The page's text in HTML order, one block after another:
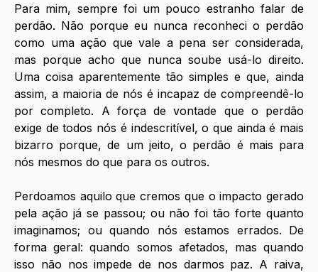
Para mim, sempre foi um pouco estranho falar de
perdão. Não porque eu nunca reconheci o perdão
como uma ação que vale a pena ser considerada,
mas porque acho que nunca soube usá-lo direito.
Uma coisa aparentemente tão simples e que, ainda
assim, a maioria de nós é incapaz de compreendê-lo
por completo. A força de vontade que o perdão
exige de todos nós é indescritível, o que ainda é mais
bizarro porque, de um jeito, o perdão é mais para
nós mesmos do que para os outros.
Perdoamos aquilo que cremos que o impacto gerado
pela ação já se passou; ou não foi tão forte quanto
imaginamos; ou quando nós estamos errados. De
forma geral: quando somos afetados, mas quando
isso não nos impede de nos darmos paz. A raiva,